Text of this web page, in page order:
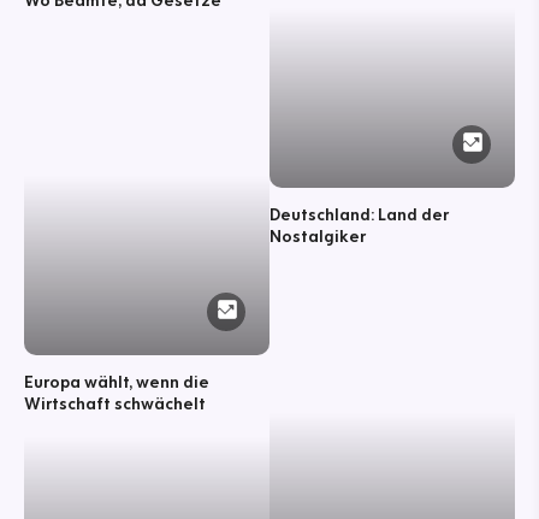
Europa wählt, wenn die
Wirtschaft schwächelt
Deutschland: Land der
Nostalgiker